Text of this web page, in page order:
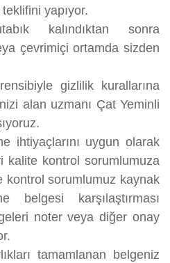
yapıyor.
kalındıktan sonra
çevrimiçi ortamda sizden
gizlilik kurallarına
alan uzmanı Çat Yeminli
ihtiyaçlarını uygun olarak
kalite kontrol sorumlumuza
kontrol sorumlumuz kaynak
belgesi karşılaştırması
noter veya diğer onay
tamamlanan belgeniz